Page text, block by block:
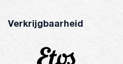
Verkrijgbaarheid